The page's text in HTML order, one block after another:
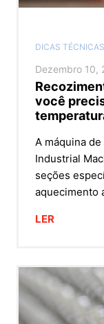
DICAS TÉCNICAS
Dezembro 10,
você
A máquina
Industrial
seções
aquecimento
LER